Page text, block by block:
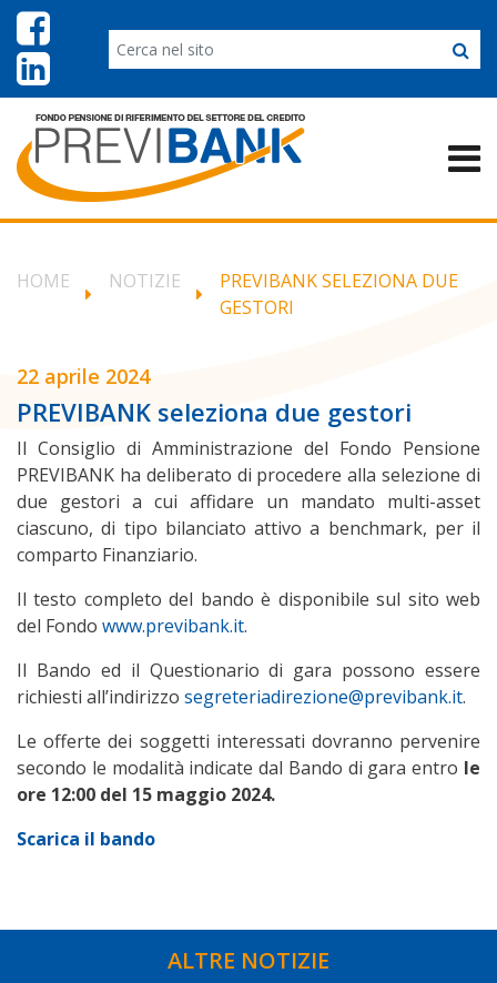
HOME NOTIZIE
PREVIBANK SELEZIONA DUE
GESTORI
22 aprile 2024
PREVIBANK seleziona due gestori
Il Consiglio di Amministrazione del Fondo Pensione
PREVIBANK ha deliberato di procedere alla selezione di
due gestori a cui affidare un mandato multi-asset
ciascuno, di tipo bilanciato attivo a benchmark, per il
comparto Finanziario.
Il testo completo del bando è disponibile sul sito web
del Fondo www.previbank.it.
Il Bando ed il Questionario di gara possono essere
richiesti all’indirizzo segreteriadirezione@previbank.it.
Le offerte dei soggetti interessati dovranno pervenire
secondo le modalità indicate dal Bando di gara entro le
ore 12:00 del 15 maggio 2024.
Scarica il bando
ALTRE NOTIZIE